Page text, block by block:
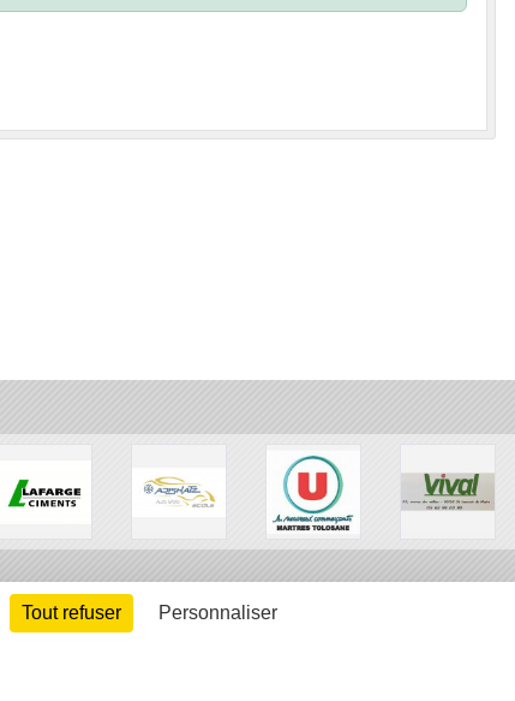
Tout refuser Personnaliser